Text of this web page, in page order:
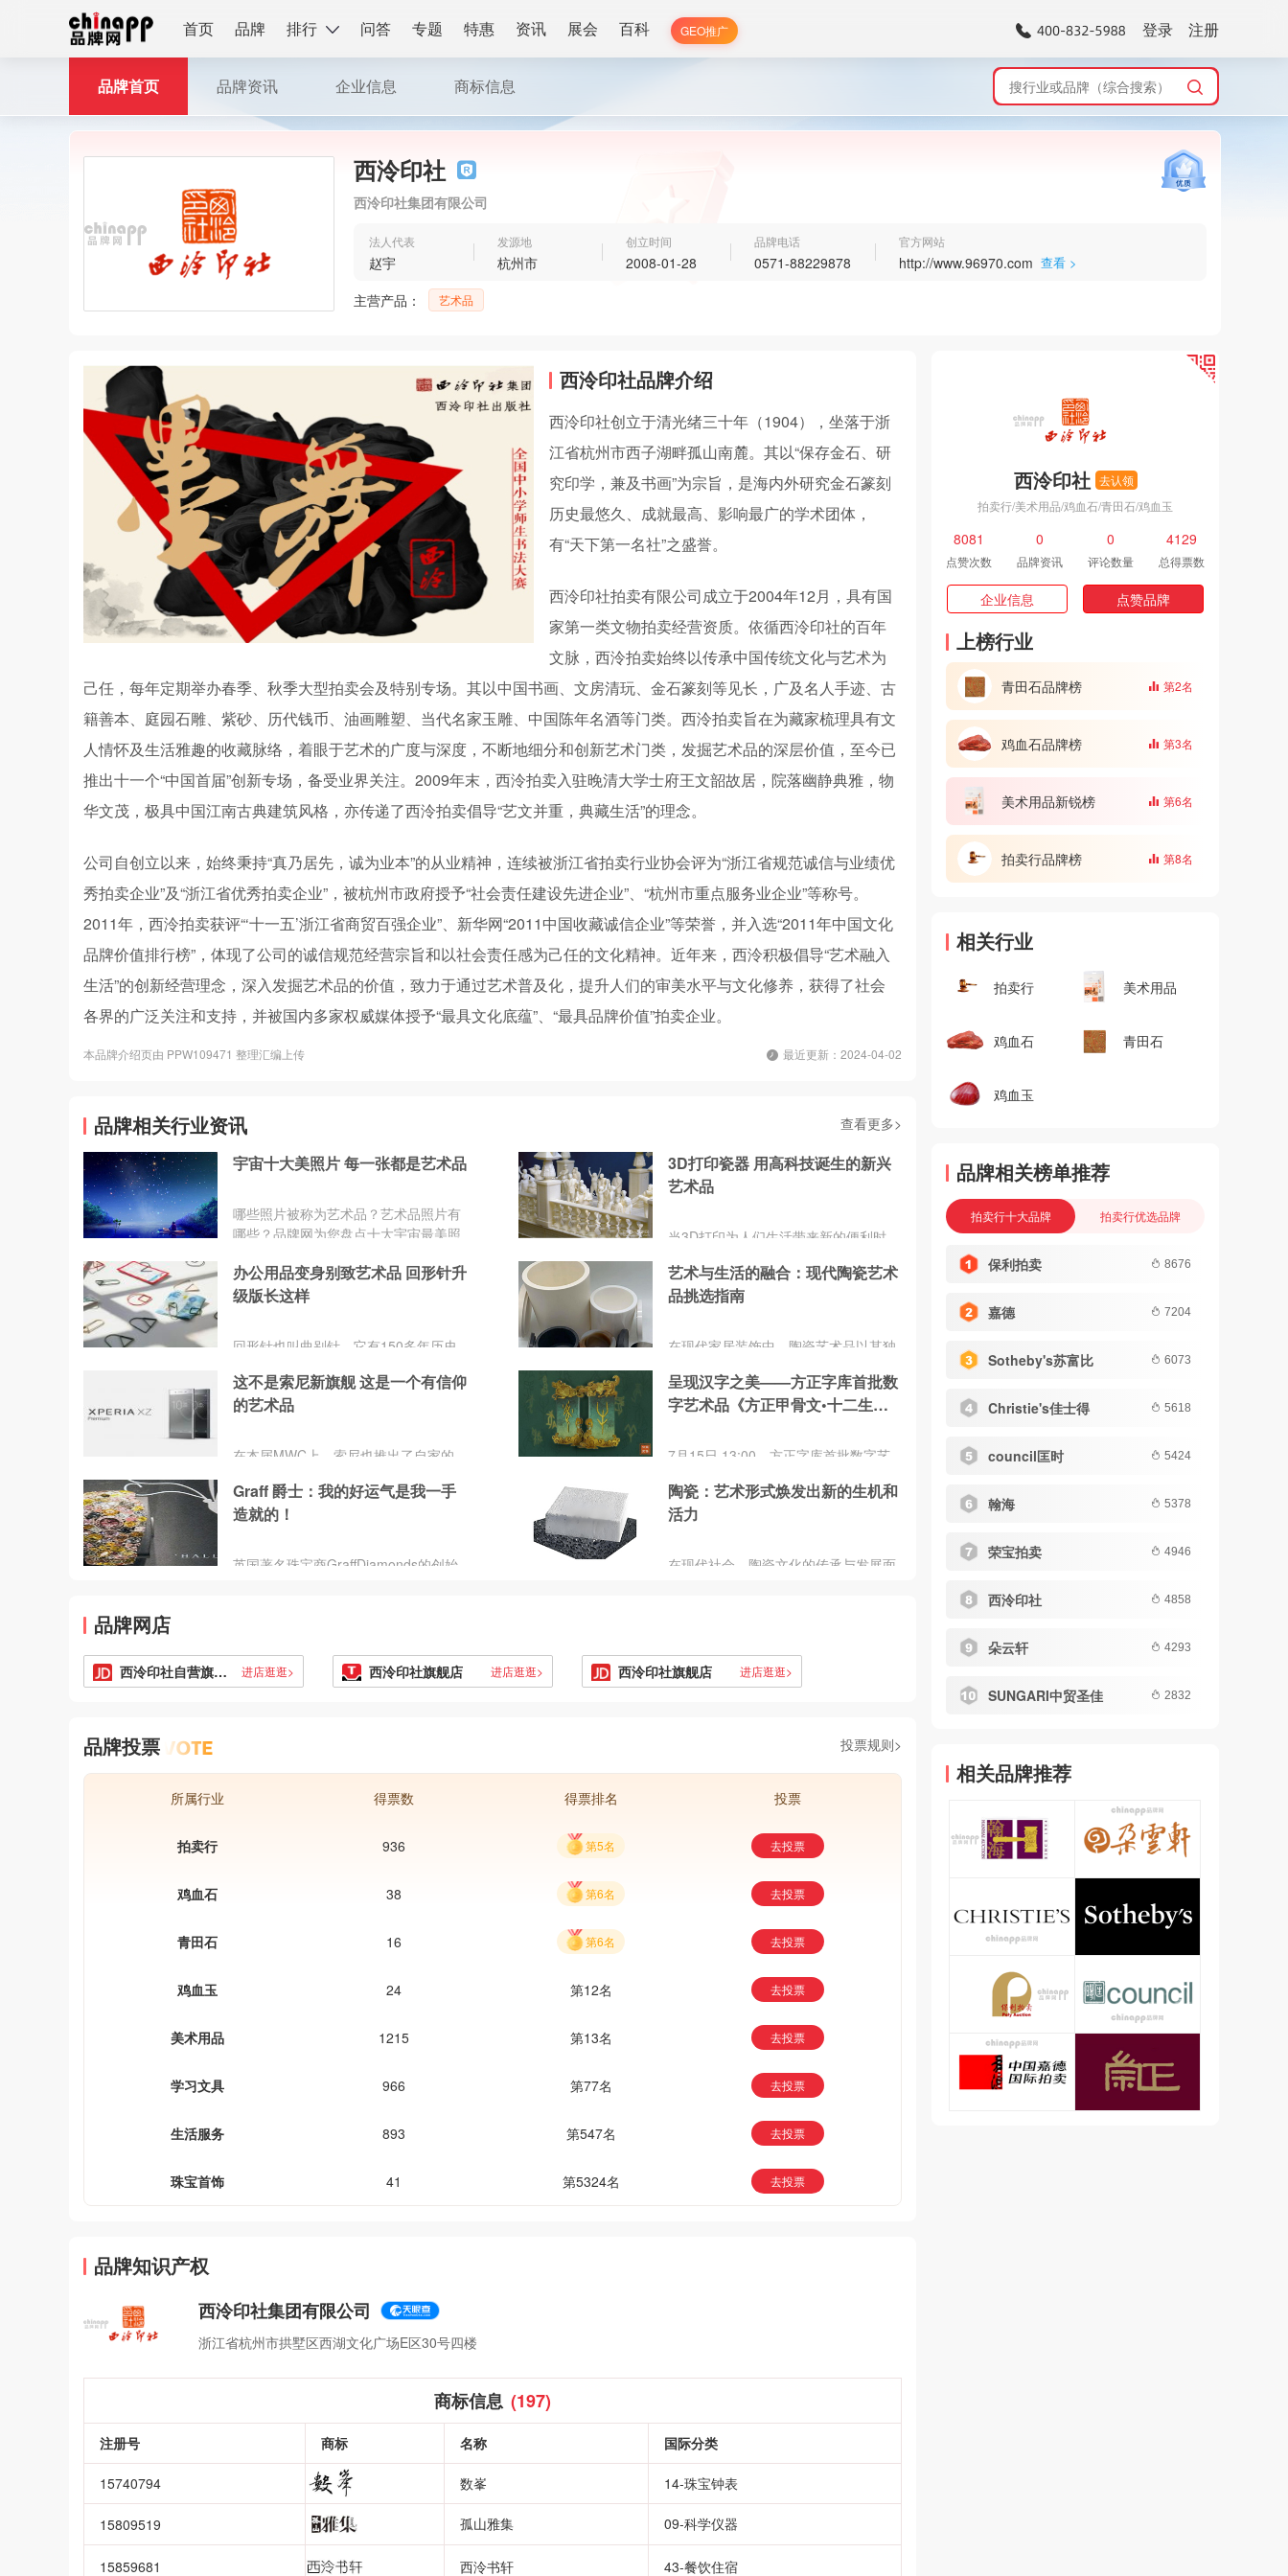
首页 品牌 排行 问答 专题 特惠 资讯 展会 百科 GEO推广 登录 注册
西泠印社
西泠印社集团有限公司
法人代表
赵宇
发源地
杭州市
创立时间
2008-01-28
品牌电话
0571-88229878
官方网站
http://www.96970.com 查看 >
主营产品： 艺术品
品牌首页 品牌资讯 企业信息 商标信息
西泠印社品牌介绍
西泠印社创立于清光绪三十年（1904），坐落于浙
江省杭州市西子湖畔孤山南麓。其以“保存金石、研
究印学，兼及书画”为宗旨，是海内外研究金石篆刻
历史最悠久、成就最高、影响最广的学术团体，
有“天下第一名社”之盛誉。
西泠印社拍卖有限公司成立于2004年12月，具有国
家第一类文物拍卖经营资质。依循西泠印社的百年
文脉，西泠拍卖始终以传承中国传统文化与艺术为
己任，每年定期举办春季、秋季大型拍卖会及特别专场。其以中国书画、文房清玩、金石篆刻等见长，广及名人手迹、古
籍善本、庭园石雕、紫砂、历代钱币、油画雕塑、当代名家玉雕、中国陈年名酒等门类。西泠拍卖旨在为藏家梳理具有文
人情怀及生活雅趣的收藏脉络，着眼于艺术的广度与深度，不断地细分和创新艺术门类，发掘艺术品的深层价值，至今已
推出十一个“中国首届”创新专场，备受业界关注。2009年末，西泠拍卖入驻晚清大学士府王文韶故居，院落幽静典雅，物
华文茂，极具中国江南古典建筑风格，亦传递了西泠拍卖倡导“艺文并重，典藏生活”的理念。
公司自创立以来，始终秉持“真乃居先，诚为业本”的从业精神，连续被浙江省拍卖行业协会评为“浙江省规范诚信与业绩优
秀拍卖企业”及“浙江省优秀拍卖企业”，被杭州市政府授予“社会责任建设先进企业”、“杭州市重点服务业企业”等称号。
2011年，西泠拍卖获评“‘十一五’浙江省商贸百强企业”、新华网“2011中国收藏诚信企业”等荣誉，并入选“2011年中国文化
品牌价值排行榜”，体现了公司的诚信规范经营宗旨和以社会责任感为己任的文化精神。近年来，西泠积极倡导“艺术融入
生活”的创新经营理念，深入发掘艺术品的价值，致力于通过艺术普及化，提升人们的审美水平与文化修养，获得了社会
各界的广泛关注和支持，并被国内多家权威媒体授予“最具文化底蕴”、“最具品牌价值”拍卖企业。
本品牌介绍页由 PPW109471 整理汇编上传 最近更新：2024-04-02
品牌相关行业资讯 查看更多>
宇宙十大美照片 每一张都是艺术品
哪些照片被称为艺术品？艺术品照片有
哪些？品牌网为您盘点十大宇宙最美照
星云、巨型黑洞、鸢尾花星云、众生之
柱、三叶星云、吸血鬼恒星、马头星
3D打印瓷器 用高科技诞生的新兴
艺术品
当3D打印为人们生活带来新的便利时，
让艺术家们有了更丰富的表现形式，艺
术品让人耳目一新，但也给...
办公用品变身别致艺术品 回形针升
级版长这样
回形针也叫曲别针，它有150多年历史
师表示非常不理解这一点，为什么不能
有所改变呢？于是成品很快做出来并且
回形针被设计师称为“回形针2.0”。每一
小的办公用品变成了别致的艺术品，显
得再也不那么单纯，夹在纸上反而起到
装饰作用。
艺术与生活的融合：现代陶瓷艺术
品挑选指南
在现代家居装饰中，陶瓷艺术品以其独
了连接艺术与生活的桥梁。这些作品往
往具有更高的艺术价值和收藏潜力。陶
保证。同时，与艺术家直接交流也是了
着现代陶瓷艺术的不断发展，市场趋势
也在不断变化。这将有助于您在投资陶
瓷艺术品时做出更明智的选择。现代陶
艺术与生活融合的典范。
这不是索尼新旗舰 这是一个有信仰
的艺术品
在本届MWC上，索尼也推出了自家的
一如往常，非常有艺术感，小编觉得简
直就是一面镜子。
呈现汉字之美——方正字库首批数
字艺术品《方正甲骨文•十二生
7月15日 13:00，方正字库首批数字艺
视觉”艺术网上线开售，该系列包含十二
款样式，每款作品限售5000份，单价1
光华科技基金会“青少年成长教育发展基
Graff 爵士：我的好运气是我一手
造就的！
英国著名珠宝商GraffDiamonds的创始
走，Graff称这些艺术品和宝物带给他的
不仅有愉悦和放松，还有对大脑的刺
陶瓷：艺术形式焕发出新的生机和
活力
在现代社会，陶瓷文化的传承与发展面
品牌网店
西泠印社自营旗舰店 进店逛逛> 西泠印社旗舰店 进店逛逛> 西泠印社旗舰店 进店逛逛>
品牌投票 投票规则>
所属行业 得票数 得票排名 投票
拍卖行 936 第5名 去投票
鸡血石 38 第6名 去投票
青田石 16 第6名 去投票
鸡血玉 24 第12名 去投票
美术用品 1215 第13名 去投票
学习文具 966 第77名 去投票
生活服务 893 第547名 去投票
珠宝首饰 41 第5324名 去投票
品牌知识产权
西泠印社集团有限公司
浙江省杭州市拱墅区西湖文化广场E区30号四楼
商标信息 (197)
注册号 商标 名称 国际分类
15740794 数峯 14-珠宝钟表
15809519 孤山雅集 09-科学仪器
15859681 西泠书轩 43-餐饮住宿
西泠印社 去认领
拍卖行/美术用品/鸡血石/青田石/鸡血玉
8081
点赞次数
0
品牌资讯
0
评论数量
4129
总得票数
企业信息 点赞品牌
上榜行业
青田石品牌榜 第2名
鸡血石品牌榜 第3名
美术用品新锐榜 第6名
拍卖行品牌榜 第8名
相关行业
拍卖行 美术用品
鸡血石 青田石
鸡血玉
品牌相关榜单推荐
拍卖行十大品牌 拍卖行优选品牌
保利拍卖 8676
嘉德 7204
Sotheby's苏富比 6073
Christie's佳士得 5618
council匡时 5424
翰海 5378
荣宝拍卖 4946
西泠印社 4858
朵云轩 4293
SUNGARI中贸圣佳 2832
相关品牌推荐